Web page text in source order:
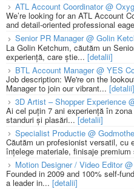
ATL Account Coordinator @
We’re looking for an ATL Account
and detail-oriented professional
Senior PR Manager @ Golin
La Golin Ketchum, căutăm un
experiență, care știe... [detalii]
BTL Account Manager @ YES
Job description: We're on the
Manager to join our vibrant... [detalii]
3D Artist – Shopper Experience
Ai cel puțin 7 ani experiență în
standuri și plasări...[detalii]
Specialist Productie @
Căutăm un profesionist versatil, cu
înțelege materiale, finisaje premium
Motion Designer / Video Editor
Founded in 2009 and 100% self-
a leader in... [detalii]